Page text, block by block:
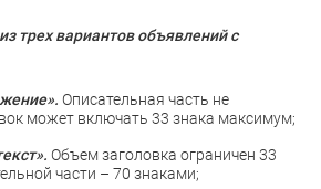
трех вариантов объявлений с
Описательная часть не
может включать 33 знака максимум;
Объем заголовка ограничен 33
части – 70 знаками;